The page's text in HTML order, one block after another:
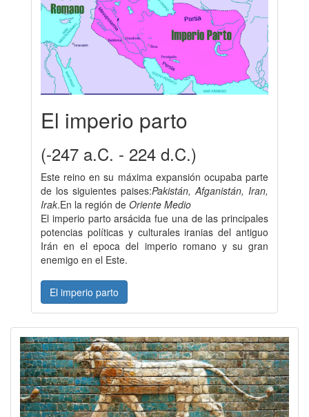
El imperio parto
(-247 a.C. - 224 d.C.)
Este reino en su máxima expansión ocupaba parte
de los siguientes paises:Pakistán, Afganistán, Iran,
Irak.En la región de Oriente Medio
El imperio parto arsácida fue una de las principales
potencias políticas y culturales iranias del antiguo
Irán en el epoca del imperio romano y su gran
enemigo en el Este.
El imperio parto